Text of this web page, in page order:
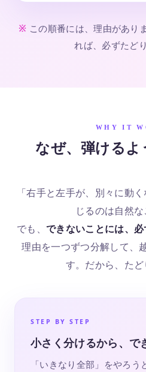
この順番には、理由があり
れば、必ずたど
WHY IT
なぜ、弾ける
「右手と左手が、別々に動
じるのは自然な
でも、できないことには、必
理由を一つずつ分解して、
す。だから、たど
STEP BY STEP
小さく分けるから、で
「いきなり全部」をやろ